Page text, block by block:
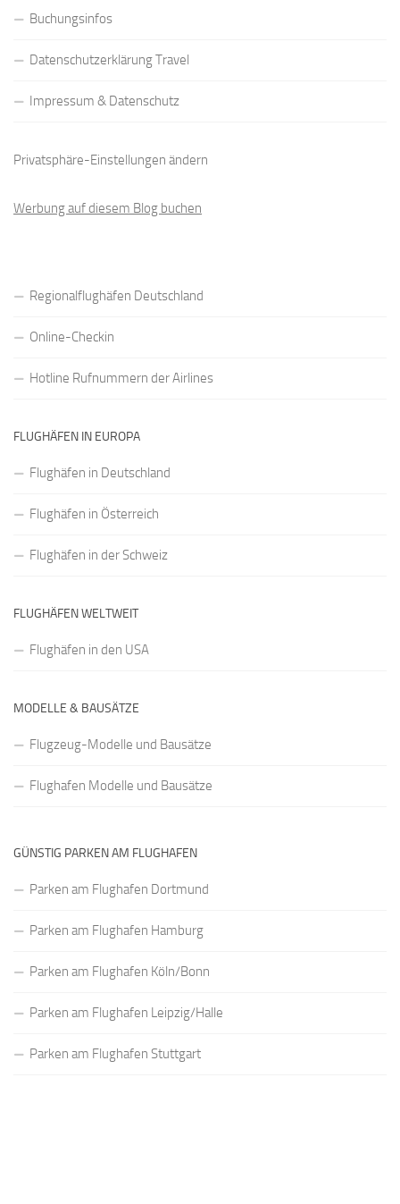
Buchungsinfos
Datenschutzerklärung Travel
Impressum & Datenschutz
Privatsphäre-Einstellungen ändern
Werbung auf diesem Blog buchen
Regionalflughäfen Deutschland
Online-Checkin
Hotline Rufnummern der Airlines
FLUGHÄFEN IN EUROPA
Flughäfen in Deutschland
Flughäfen in Österreich
Flughäfen in der Schweiz
FLUGHÄFEN WELTWEIT
Flughäfen in den USA
MODELLE & BAUSÄTZE
Flugzeug-Modelle und Bausätze
Flughafen Modelle und Bausätze
GÜNSTIG PARKEN AM FLUGHAFEN
Parken am Flughafen Dortmund
Parken am Flughafen Hamburg
Parken am Flughafen Köln/Bonn
Parken am Flughafen Leipzig/Halle
Parken am Flughafen Stuttgart